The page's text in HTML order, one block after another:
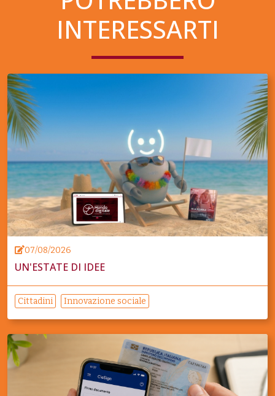
INTERESSARTI
07/08/2026
UN'ESTATE DI IDEE
Cittadini Innovazione sociale